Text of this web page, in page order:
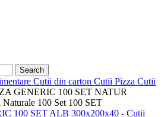
Search
Cutii din carton Cutii Pizza Cutii
GENERIC 100 SET NATUR
100 Set 100 SET